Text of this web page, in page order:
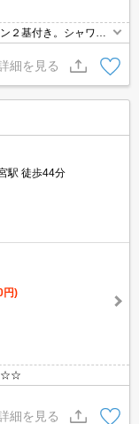
２基付き。シャワー
き。温水洗浄便座付
ックキー。
細を見る
駅 徒歩44分
円)
☆☆
細を見る